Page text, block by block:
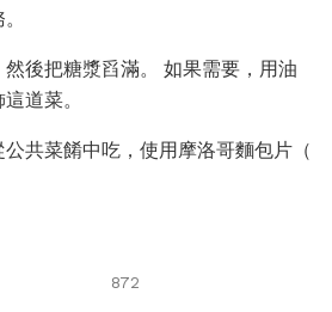
後把糖漿舀滿。 如果需要，用油
道菜。
共菜餚中吃，使用摩洛哥麵包片（
872